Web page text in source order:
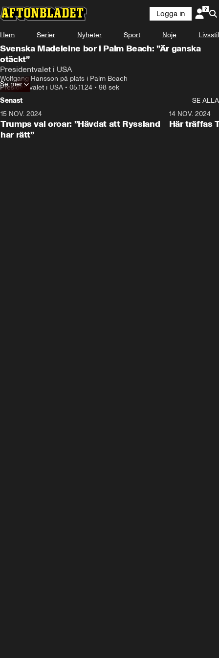
Logga in
Hem Serier Nyheter Sport Nöje Livsstil
Svenska Madeleine bor i Palm Beach: ”Är ganska
otäckt”
Presidentvalet i USA
Wolfgang Hansson på plats i Palm Beach
Presidentvalet i USA • 05.11.24 • 98 sek
Se mer
Senast
SE ALLA
15 NOV. 2024
Trumps val oroar: ”Hävdat att Ryssland
har rätt”
14 NOV. 2024
Här träffas